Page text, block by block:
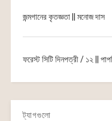
জন্মগানের কৃতজ্ঞতা || মনোজ দাস
ফরেস্ট সিটি দিনপত্রী / ১২ ||
ট্যাগগুলো